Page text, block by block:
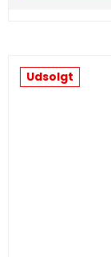
Udsolgt